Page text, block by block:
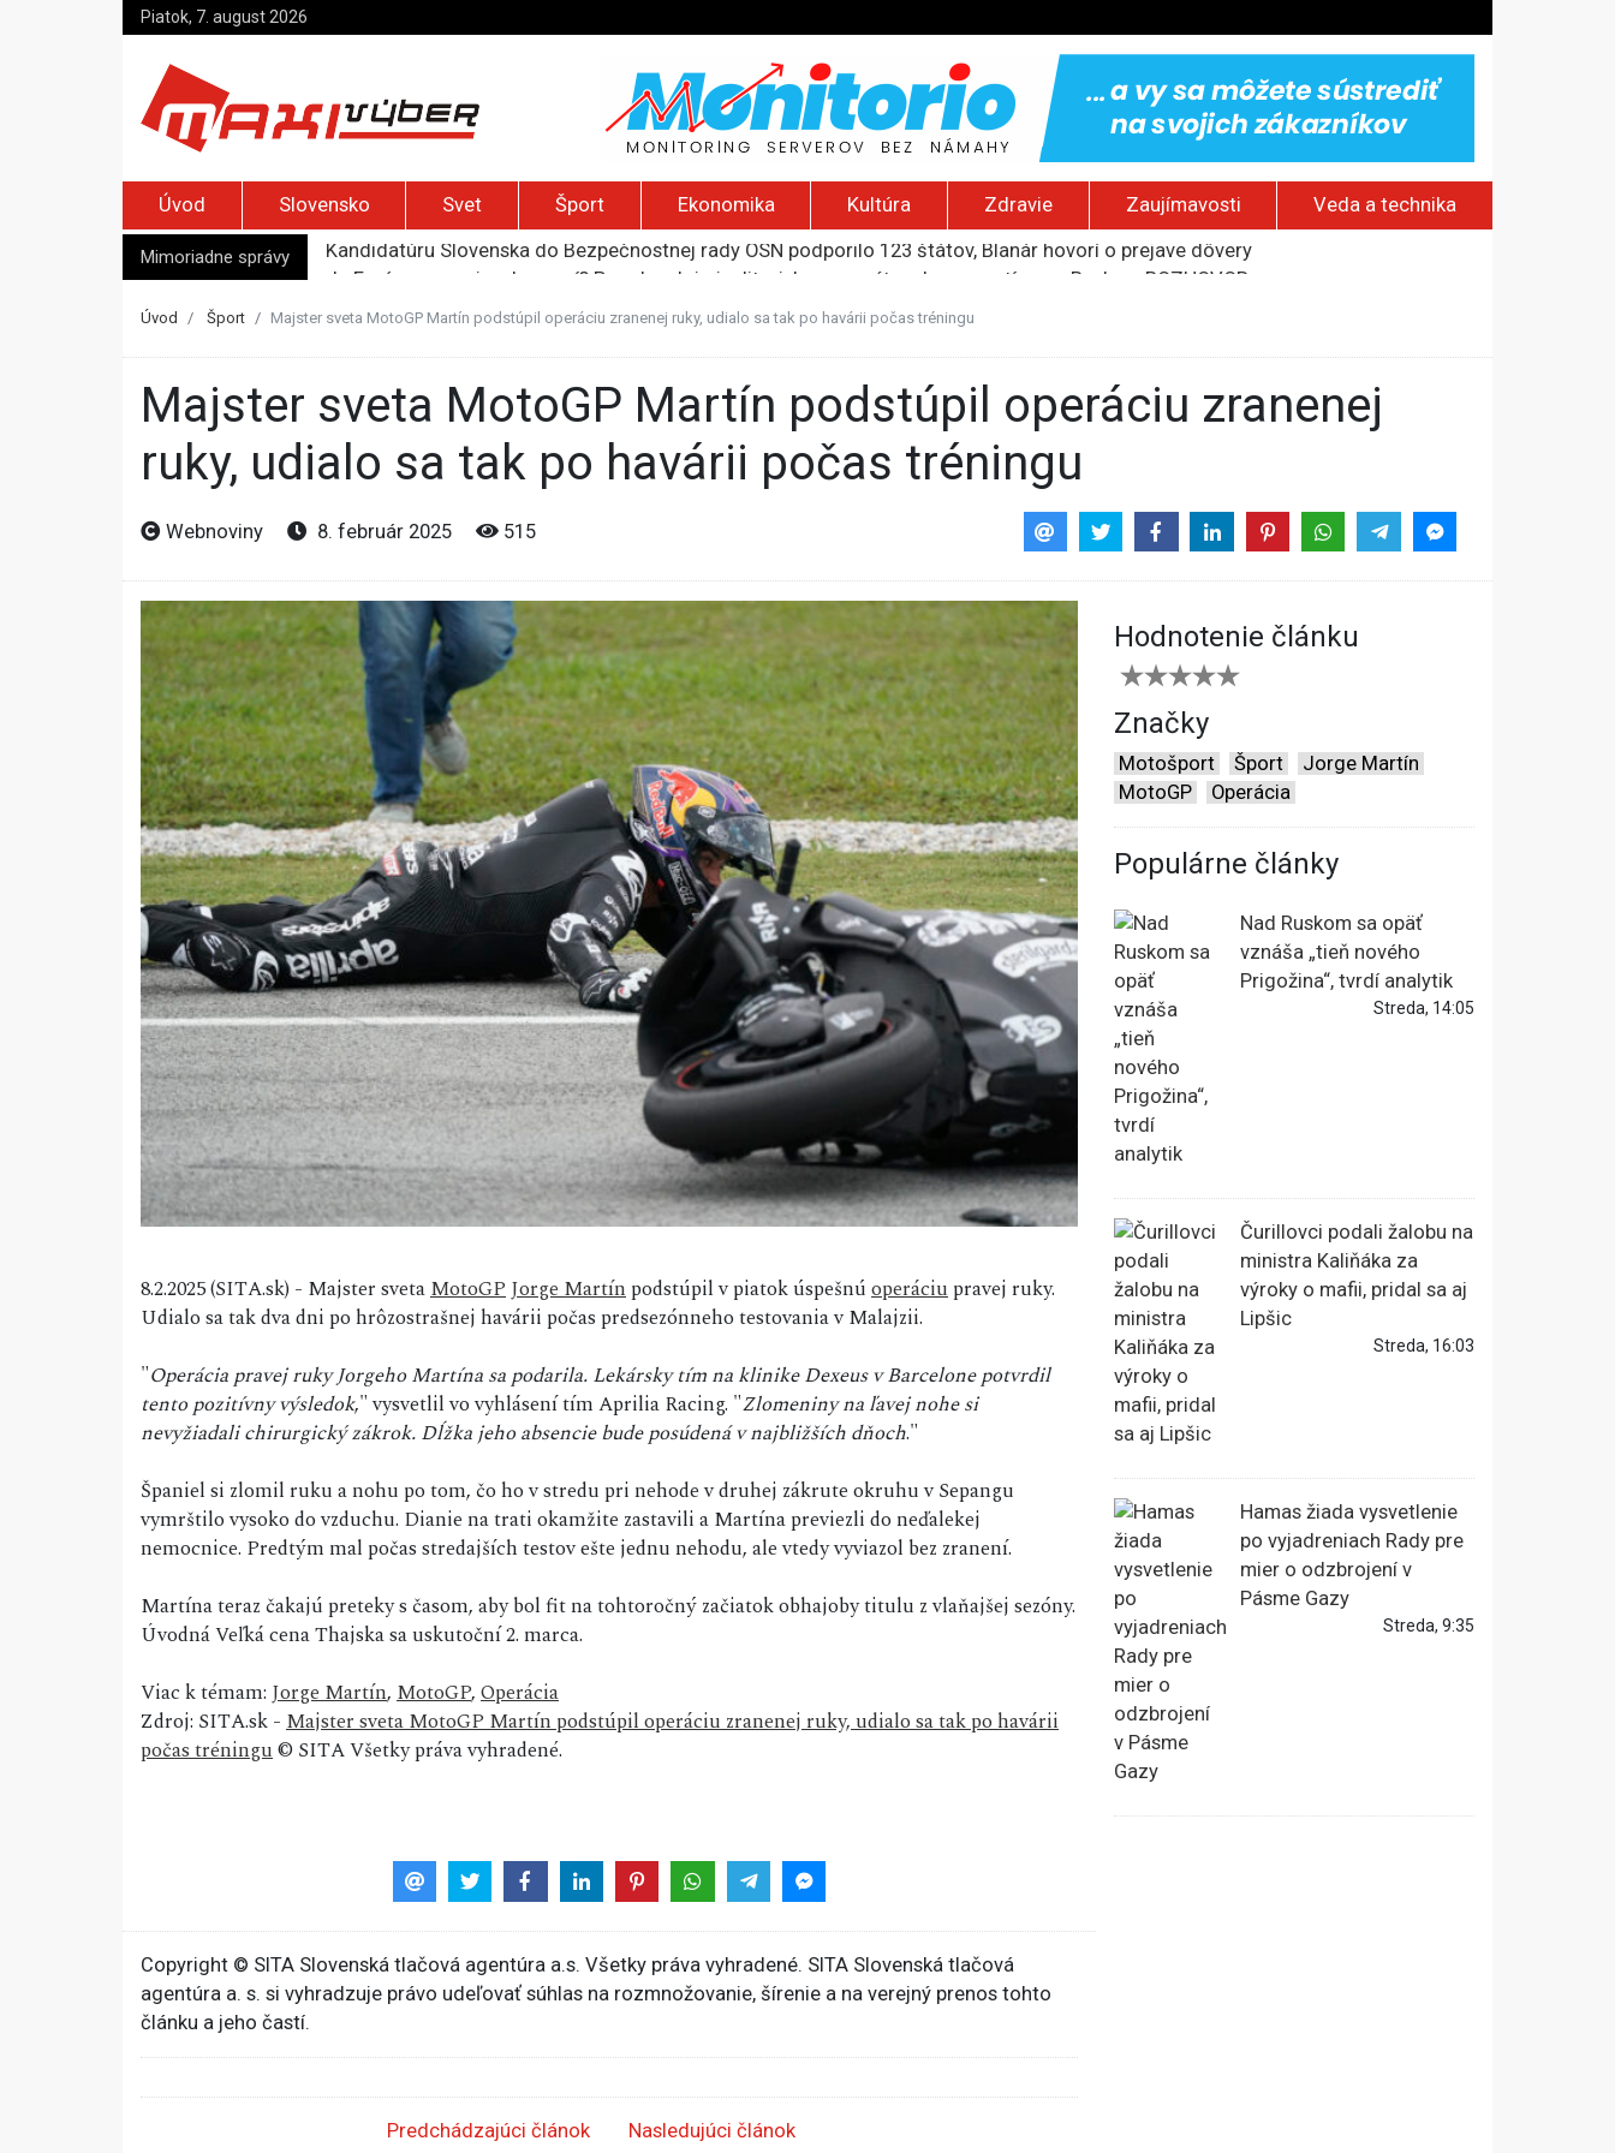
Piatok, 7. august 2026
Úvod Slovensko Svet Šport Ekonomika Kultúra Zdravie Zaujímavosti Veda a technika
Mimoriadne správy
Je Európa naozaj v ohrození? Pravda o kriminalite, islame a mýte o konzervatívnom Rusku – ROZHOVOR
Kyjev žiada EÚ o 220 miliónov eur na pomoc farmárom, ktorých postihla blokáda prístavov
Úvod Šport Majster sveta MotoGP Martín podstúpil operáciu zranenej ruky, udialo sa tak po havárii počas tréningu
Majster sveta MotoGP Martín podstúpil operáciu zranenej
ruky, udialo sa tak po havárii počas tréningu
Webnoviny 8. február 2025 515
8.2.2025 (SITA.sk) - Majster svetaMotoGPJorge Martínpodstúpil v piatok úspešnúoperáciupravej ruky.
Udialo sa tak dva dni po hrôzostrašnej havárii počas predsezónneho testovania v Malajzii.
"Operácia pravej ruky Jorgeho Martína sa podarila. Lekársky tím na klinike Dexeus v Barcelone potvrdil
tento pozitívny výsledok," vysvetlil vo vyhlásení tím Aprilia Racing. "Zlomeniny na ľavej nohe si
nevyžiadali chirurgický zákrok. Dĺžka jeho absencie bude posúdená v najbližších dňoch."
Španiel si zlomil ruku a nohu po tom, čo ho v stredu pri nehode v druhej zákrute okruhu v Sepangu
vymrštilo vysoko do vzduchu. Dianie na trati okamžite zastavili a Martína previezli do neďalekej
nemocnice. Predtým mal počas stredajších testov ešte jednu nehodu, ale vtedy vyviazol bez zranení.
Martína teraz čakajú preteky s časom, aby bol fit na tohtoročný začiatok obhajoby titulu z vlaňajšej sezóny.
Úvodná Veľká cena Thajska sa uskutoční 2. marca.
Viac k témam: Jorge Martín,MotoGP,Operácia
Zdroj: SITA.sk -Majster sveta MotoGP Martín podstúpil operáciu zranenej ruky, udialo sa tak po havárii
počas tréningu© SITA Všetky práva vyhradené.
Hodnotenie článku
Značky
Motošport Šport
Jorge Martín
MotoGP
Operácia
Populárne články
Nad Ruskom sa opäť
vznáša „tieň nového
Prigožina“, tvrdí analytik
Streda, 14:05
Čurillovci podali žalobu na
ministra Kaliňáka za
výroky o mafii, pridal sa aj
Lipšic
Streda, 16:03
Hamas žiada vysvetlenie
po vyjadreniach Rady pre
mier o odzbrojení v
Pásme Gazy
Streda, 9:35
Copyright © SITA Slovenská tlačová agentúra a.s. Všetky práva vyhradené. SITA Slovenská tlačová
agentúra a. s. si vyhradzuje právo udeľovať súhlas na rozmnožovanie, šírenie a na verejný prenos tohto
článku a jeho častí.
Predchádzajúci článok Nasledujúci článok